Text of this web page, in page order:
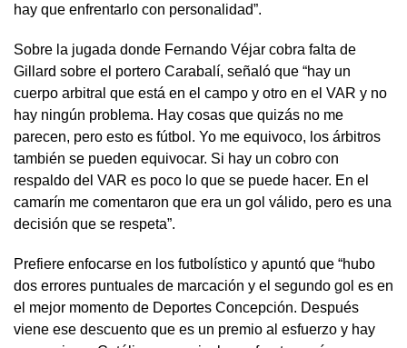
hay que enfrentarlo con personalidad”.
Sobre la jugada donde Fernando Véjar cobra falta de
Gillard sobre el portero Carabalí, señaló que “hay un
cuerpo arbitral que está en el campo y otro en el VAR y no
hay ningún problema. Hay cosas que quizás no me
parecen, pero esto es fútbol. Yo me equivoco, los árbitros
también se pueden equivocar. Si hay un cobro con
respaldo del VAR es poco lo que se puede hacer. En el
camarín me comentaron que era un gol válido, pero es una
decisión que se respeta”.
Prefiere enfocarse en los futbolístico y apuntó que “hubo
dos errores puntuales de marcación y el segundo gol es en
el mejor momento de Deportes Concepción. Después
viene ese descuento que es un premio al esfuerzo y hay